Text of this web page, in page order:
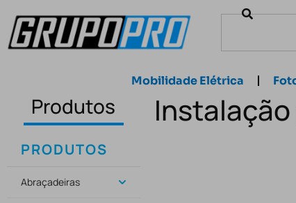
Mobilidade Elétrica
Produtos
PRODUTOS
Abraçadeiras